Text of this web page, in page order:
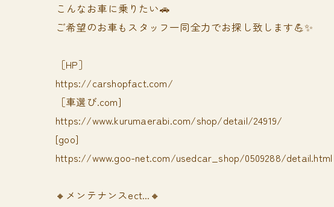
⁡⁡⁡こんなお車に乗りたい🚗
ご希望のお車もスタッフ一同全力でお探し致します💪✨
［HP］
https://carshopfact.com/
［車選び.com]
https://www.kurumaerabi.com/shop/detail/24919/
[goo]
https://www.goo-net.com/usedcar_shop/0509288/detail.html
🔸メンテナンスect...🔸